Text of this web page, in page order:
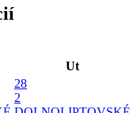
Ut
28
2